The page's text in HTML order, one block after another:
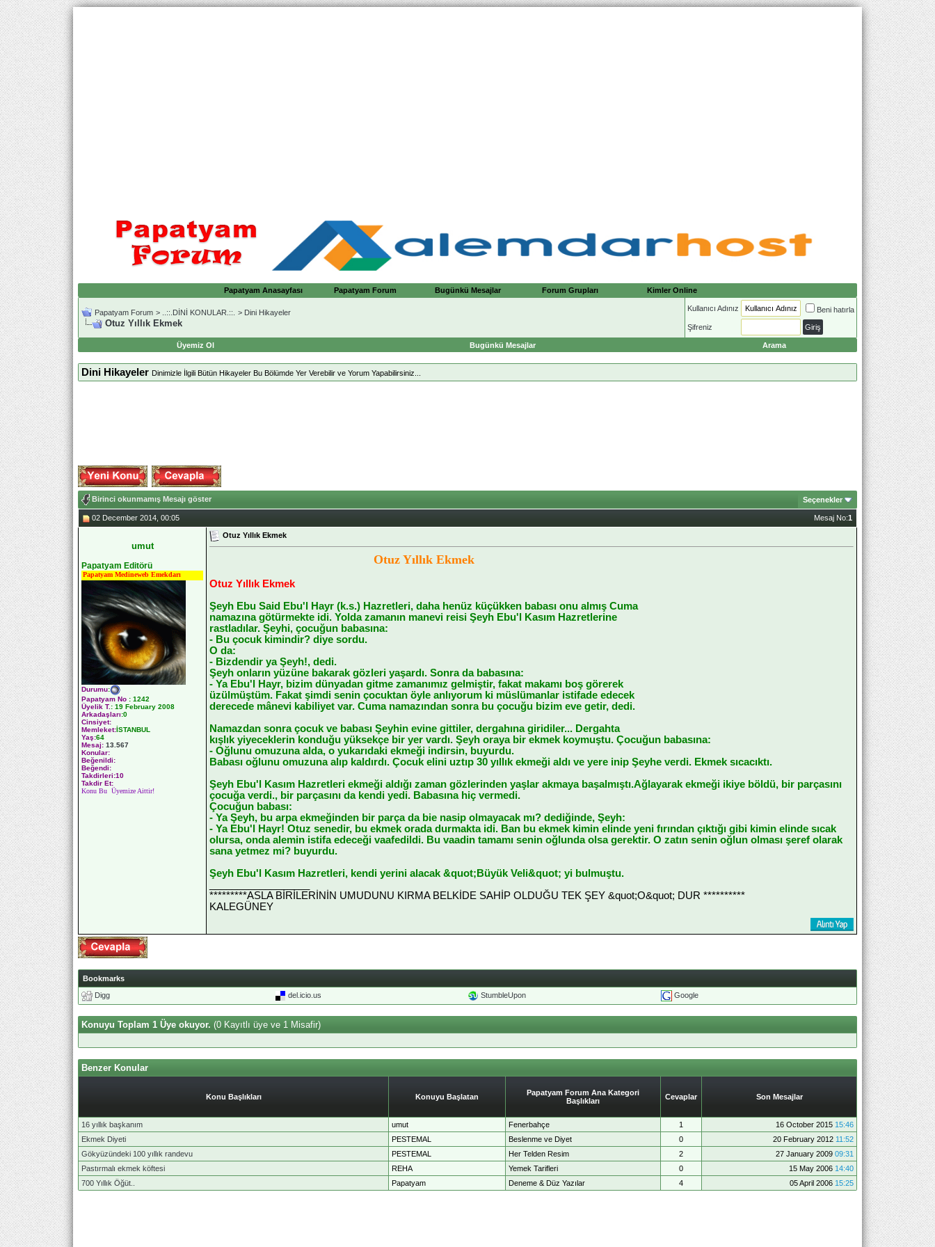
Papatyam Anasayfası Papatyam Forum Bugünkü Mesajlar Forum Grupları Kimler Online
Papatyam Forum > ..::.DİNİ KONULAR.::. > Dini Hikayeler
Otuz Yıllık Ekmek
Kullanıcı Adınız Beni hatırla
Şifreniz
Üyemiz Ol Bugünkü Mesajlar Arama
Dini Hikayeler Dinimizle İlgili Bütün Hikayeler Bu Bölümde Yer Verebilir ve Yorum Yapabilirsiniz...
Birinci okunmamış Mesajı göster Seçenekler
02 December 2014, 00:05 Mesaj No:1
umut
Papatyam Editörü
Papatyam Medineweb Emekdarı
Durumu:
Papatyam No : 1242
Üyelik T.: 19 February 2008
Arkadaşları:0
Cinsiyet:
Memleket:İSTANBUL
Yaş:64
Mesaj: 13.567
Konular:
Beğenildi:
Beğendi:
Takdirleri:10
Takdir Et:
Konu Bu Üyemize Aittir!
Otuz Yıllık Ekmek
Otuz Yıllık Ekmek
Otuz Yıllık Ekmek
Şeyh Ebu Said Ebu'l Hayr (k.s.) Hazretleri, daha henüz küçükken babası onu almış Cuma
namazına götürmekte idi. Yolda zamanın manevi reisi Şeyh Ebu'l Kasım Hazretlerine
rastladılar. Şeyhi, çocuğun babasına:
- Bu çocuk kimindir? diye sordu.
O da:
- Bizdendir ya Şeyh!, dedi.
Şeyh onların yüzüne bakarak gözleri yaşardı. Sonra da babasına:
- Ya Ebu'l Hayr, bizim dünyadan gitme zamanımız gelmiştir, fakat makamı boş görerek
üzülmüştüm. Fakat şimdi senin çocuktan öyle anlıyorum ki müslümanlar istifade edecek
derecede mânevi kabiliyet var. Cuma namazından sonra bu çocuğu bizim eve getir, dedi.
Namazdan sonra çocuk ve babası Şeyhin evine gittiler, dergahına giridiler... Dergahta
kışlık yiyeceklerin konduğu yüksekçe bir yer vardı. Şeyh oraya bir ekmek koymuştu. Çocuğun babasına:
- Oğlunu omuzuna alda, o yukarıdaki ekmeği indirsin, buyurdu.
Babası oğlunu omuzuna alıp kaldırdı. Çocuk elini uztıp 30 yıllık ekmeği aldı ve yere inip Şeyhe verdi. Ekmek sıcacıktı.
Şeyh Ebu'l Kasım Hazretleri ekmeği aldığı zaman gözlerinden yaşlar akmaya başalmıştı.Ağlayarak ekmeği ikiye böldü, bir parçasını
çocuğa verdi., bir parçasını da kendi yedi. Babasına hiç vermedi.
Çocuğun babası:
- Ya Şeyh, bu arpa ekmeğinden bir parça da bie nasip olmayacak mı? dediğinde, Şeyh:
- Ya Ebu'l Hayr! Otuz senedir, bu ekmek orada durmakta idi. Ban bu ekmek kimin elinde yeni fırından çıktığı gibi kimin elinde sıcak
olursa, onda alemin istifa edeceği vaafedildi. Bu vaadin tamamı senin oğlunda olsa gerektir. O zatın senin oğlun olması şeref olarak
sana yetmez mi? buyurdu.
Şeyh Ebu'l Kasım Hazretleri, kendi yerini alacak &quot;Büyük Veli&quot; yi bulmuştu.
*********ASLA BİRİLERİNİN UMUDUNU KIRMA BELKİDE SAHİP OLDUĞU TEK ŞEY &quot;O&quot; DUR **********
KALEGÜNEY
Bookmarks
Digg
del.icio.us StumbleUpon Google
Konuyu Toplam 1 Üye okuyor. (0 Kayıtlı üye ve 1 Misafir)
Benzer Konular
Konu Başlıkları Konuyu Başlatan
Papatyam Forum Ana Kategori
Başlıkları
Cevaplar Son Mesajlar
16 yıllık başkanım umut Fenerbahçe 1 16 October 2015 15:46
Ekmek Diyeti
PESTEMAL Beslenme ve Diyet 0 20 February 2012 11:52
Gökyüzündeki 100 yıllık randevu
PESTEMAL Her Telden Resim 2 27 January 2009 09:31
Pastırmalı ekmek köftesi
REHA Yemek Tarifleri 0 15 May 2006 14:40
700 Yıllık Öğüt..
Papatyam Deneme & Düz Yazılar 4 05 April 2006 15:25